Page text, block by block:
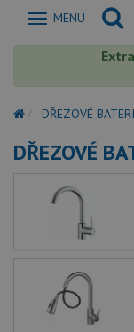
Zobrazit
MENU
DŘEZOVÉ
DŘEZOVÉ